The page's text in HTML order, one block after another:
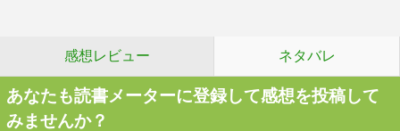
感想レビュー ネタバレ
あなたも読書メーターに登録して感想を投稿して
みませんか？